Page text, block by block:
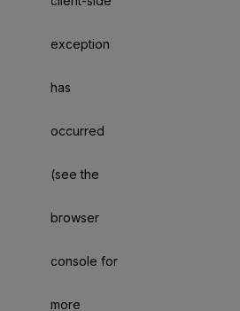
exception
has
occurred
(see the
browser
console for
more